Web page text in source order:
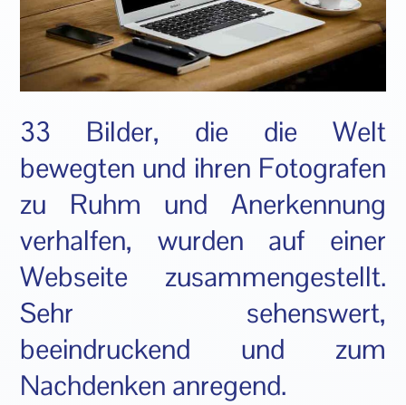
33 Bilder, die die Welt
bewegten und ihren Fotografen
zu Ruhm und Anerkennung
verhalfen, wurden auf einer
Webseite zusammengestellt.
Sehr sehenswert,
beeindruckend und zum
Nachdenken anregend.